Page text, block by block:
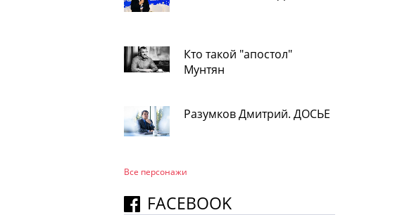
Кто такой "апостол"
Мунтян
Разумков Дмитрий. ДОСЬЕ
Все персонажи
FACEBOOK